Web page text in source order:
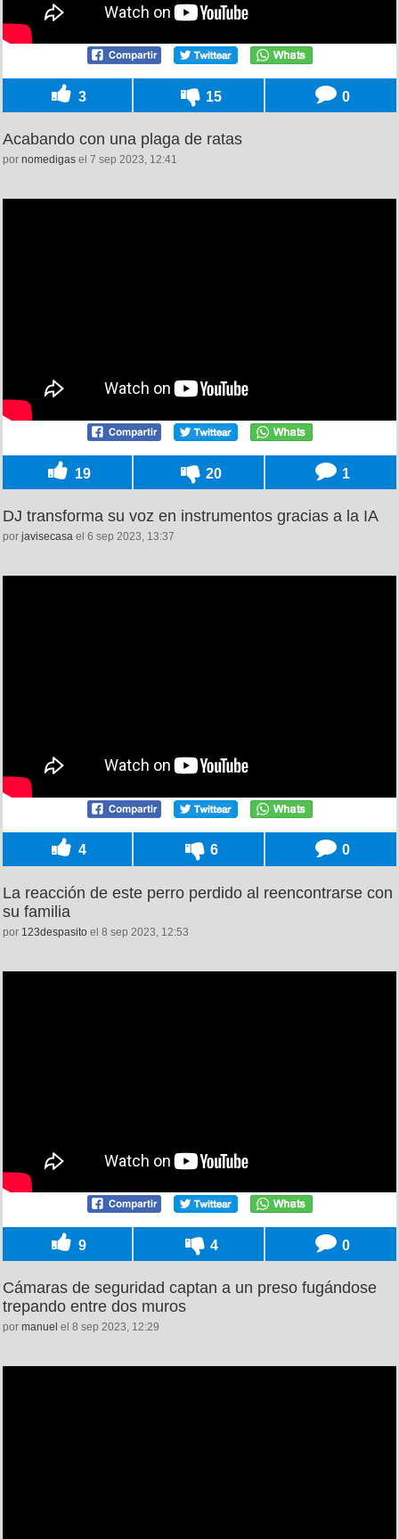
3 15 0
Acabando con una plaga de ratas
por nomedigas el 7 sep 2023, 12:41
19 20 1
DJ transforma su voz en instrumentos gracias a la IA
por javisecasa el 6 sep 2023, 13:37
4 6 0
La reacción de este perro perdido al reencontrarse con
su familia
por 123despasito el 8 sep 2023, 12:53
9 4 0
Cámaras de seguridad captan a un preso fugándose
trepando entre dos muros
por manuel el 8 sep 2023, 12:29